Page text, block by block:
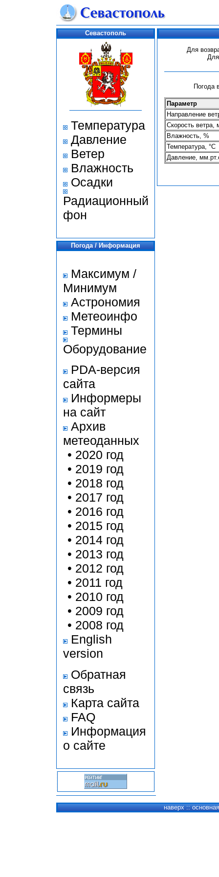
Севастополь
Температура
Давление
Ветер
Влажность
Осадки
Радиационный
фон
Погода / Информация
Максимум /
Минимум
Астрономия
Метеоинфо
Термины
Оборудование
PDA-версия
сайта
Информеры
на сайт
Архив
метеоданных
• 2020 год
• 2019 год
• 2018 год
• 2017 год
• 2016 год
• 2015 год
• 2014 год
• 2013 год
• 2012 год
• 2011 год
• 2010 год
• 2009 год
• 2008 год
English
version
Обратная
связь
Карта сайта
FAQ
Информация
о сайте
Для
Погода
Параметр
Направление
Скорость ветра,
Влажность, %
Температура, °С
Давление,
наверх ::основная